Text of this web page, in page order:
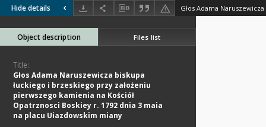
Hide details
Object description Files list
Title:
Głos Adama Naruszewicza biskupa
łuckiego i brzeskiego przy założeniu
pierwszego kamienia na Kościół
Opatrznosci Boskiey r. 1792 dnia 3 maia
na placu Uiazdowskim miany